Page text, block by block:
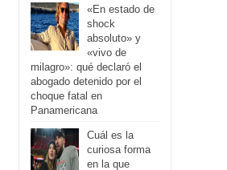
«En estado de
shock
absoluto» y
«vivo de
milagro»: qué declaró el
abogado detenido por el
choque fatal en
Panamericana
Cuál es la
curiosa forma
en la que